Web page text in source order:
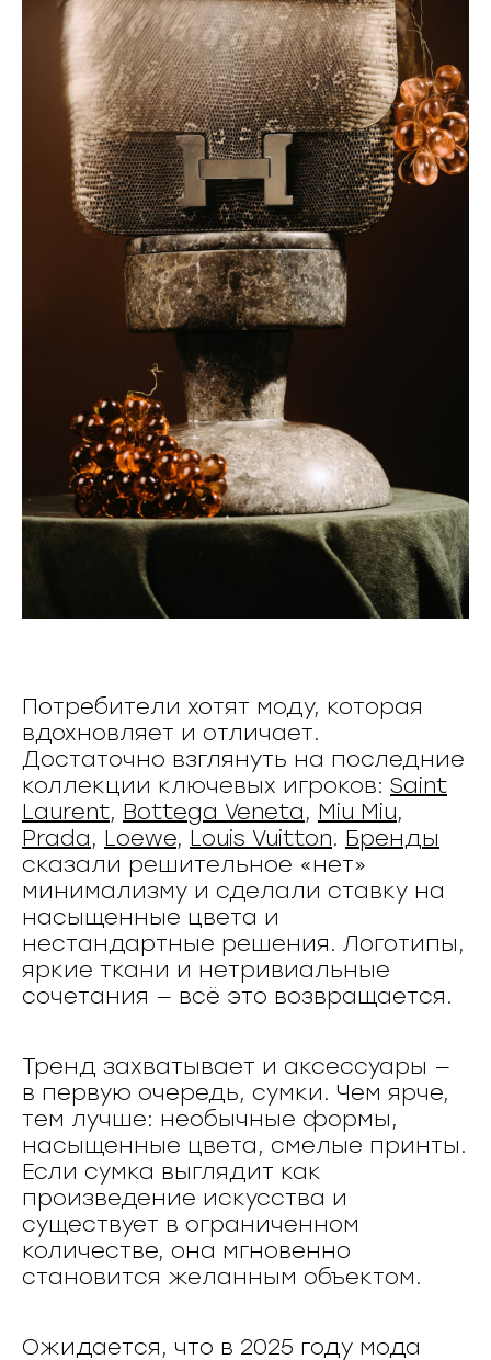
Потребители хотят моду, которая
вдохновляет и отличает.
Достаточно взглянуть на последние
коллекции ключевых игроков: Saint
Laurent, Bottega Veneta, Miu Miu,
Prada, Loewe, Louis Vuitton. Бренды
сказали решительное «нет»
минимализму и сделали ставку на
насыщенные цвета и
нестандартные решения. Логотипы,
яркие ткани и нетривиальные
сочетания — всё это возвращается.
Тренд захватывает и аксессуары —
в первую очередь, сумки. Чем ярче,
тем лучше: необычные формы,
насыщенные цвета, смелые принты.
Если сумка выглядит как
произведение искусства и
существует в ограниченном
количестве, она мгновенно
становится желанным объектом.
Ожидается, что в 2025 году мода